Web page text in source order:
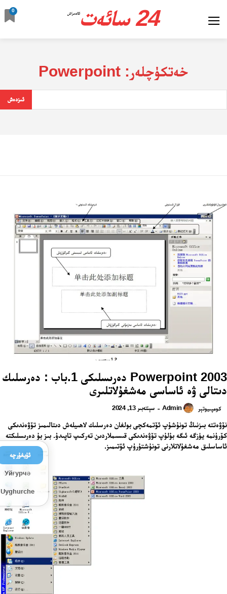
24 سائەت ئالدىراش
0
خەتكۈچلەر: Powerpoint
ئىزدەش
2003 Powerpoint دەرىسلىكى 1.باب : دەرسلىك
دىتالى ۋە ئاساسى مەشغۇلاتلىرى
كومپىيوتېر Admin
- سېنتەبىر 13, 2024
نۆۋەتتە بىزنىڭ تونۇشۇپ ئۆتمەكچى بولغان دەرسلىك لاھىيلەش دىتالىمىز تۆۋەندىكى
كۆرۈنمە يۈزگە ئىگە بۇلۇپ تۆۋەندىكى قىسىملاردىن تەركىپ تاپىدۇ. بىز بۇ دەرىسلىكتە
ئاساسلىق مەشغۇلاتلارنى تونۇشتۇرۇپ ئۆتىمىز.
ئۇيغۇرچە
Уйғурчә
Uyghurche